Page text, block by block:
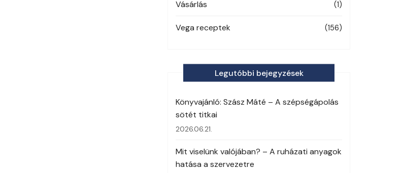
Vásárlás (1)
Vega receptek (156)
Legutóbbi bejegyzések
Könyvajánló: Szász Máté – A szépségápolás
sötét titkai
2026.06.21.
Mit viselünk valójában? – A ruházati anyagok
hatása a szervezetre